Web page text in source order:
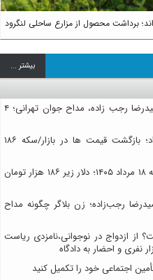
برداشت محصول از مزارع ساحلی لنگرود
بيشتر ...
جزئیات تازه از ربایش و قتل فجیع حمیدرضا رجب زاده، مداح جوان تهرانی؛ ۴
قیمت دلار، طلا و سکه امروز ۱۸ مرداد؛ بازگشت قیمت ها در بازار/سکه ۱۸۶
پیش‌بینی قیمت طلا، سکه و دلار یکشنبه ۱۸ مرداد ۱۴۰۵؛ دلار زیر ۱۸۶ هزار تومان
رجب‌زاده؛ زن بلاگر چگونه مداح
از ازدواج در نوجوانی،نامزدی ریاست
اجتماعی خود را تکمیل کنید